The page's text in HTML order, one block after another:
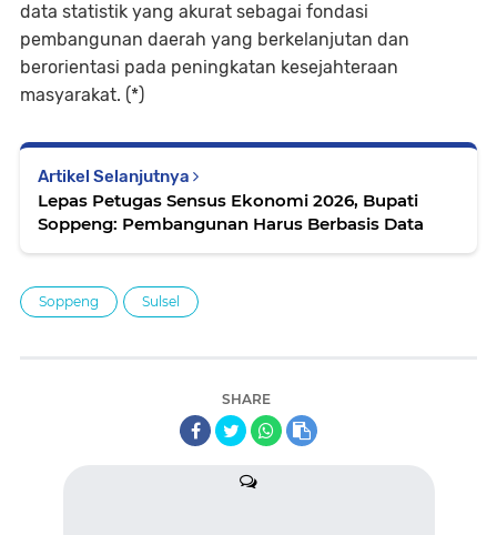
data statistik yang akurat sebagai fondasi
pembangunan daerah yang berkelanjutan dan
berorientasi pada peningkatan kesejahteraan
masyarakat. (*)
Artikel Selanjutnya
Lepas Petugas Sensus Ekonomi 2026, Bupati
Soppeng: Pembangunan Harus Berbasis Data
Soppeng Sulsel
SHARE